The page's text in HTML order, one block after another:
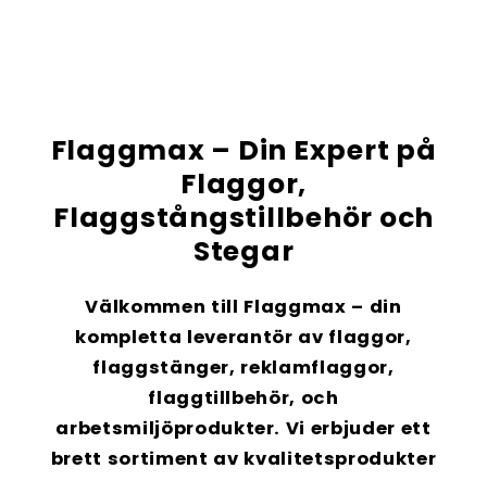
Flaggmax – Din Expert på
Flaggor,
Flaggstångstillbehör och
Stegar
Välkommen till Flaggmax – din
kompletta leverantör av flaggor,
flaggstänger, reklamflaggor,
flaggtillbehör, och
arbetsmiljöprodukter. Vi erbjuder ett
brett sortiment av kvalitetsprodukter